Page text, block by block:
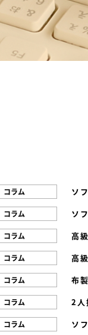
コラム
ソ
コラム
ソ
コラム
高
コラム
高
コラム
布
コラム
2人
コラム
ソ